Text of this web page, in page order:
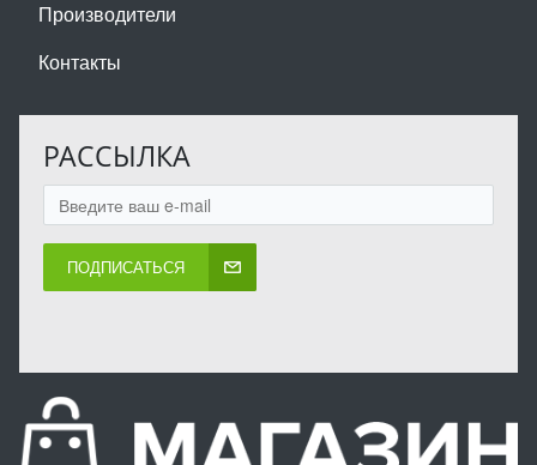
Производители
Контакты
РАССЫЛКА
ПОДПИСАТЬСЯ